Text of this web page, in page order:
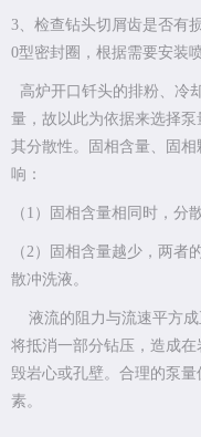
3、检查钻头切屑齿是否有
0型密封圈，根据需要安装喷
高炉开口钎头的排粉、冷
量，故以此为依据来选择
其分散性。固相含量、固
响：
（1）固相含量相同时，分
（2）固相含量越少，两者
散冲洗液。
液流的阻力与流速平方成
将抵消一部分钻压，造成
毁岩心或孔壁。合理的泵
素。